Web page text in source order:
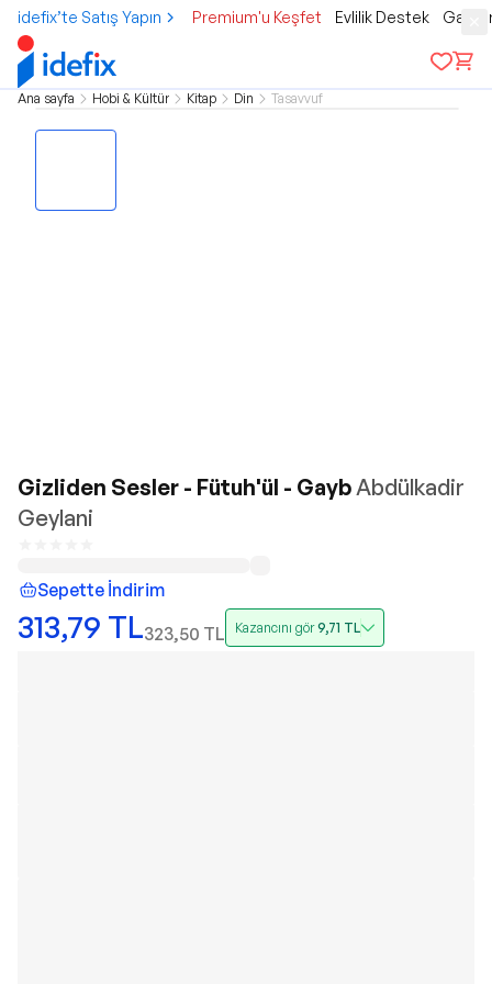
idefix’te Satış Yapın Premium'u Keşfet Evlilik Destek
Ana sayfa Hobi & Kültür Kitap Din Tasavvuf
Gizliden Sesler - Fütuh'ül - GaybAbdülkadir
Geylani
Sepette İndirim
313,79 TL323,50 TL Kazancını gör9,71 TL